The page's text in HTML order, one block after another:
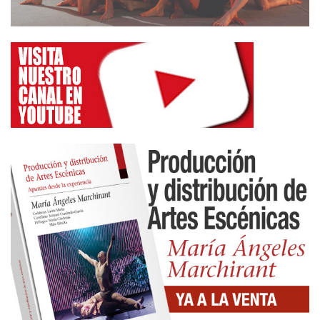
de exhibición, hay que destacar que hasta el 16 de
diciembre se han estrenado 117 películas frente a
las 99 estrenadas en el mismo periodo del año
anterior. En cuanto a la cinematografía de otros
países, la tendencia reflejada es decreciente
siguiendo la pauta del año anterior: el número de
películas importadas hasta la fecha ha sido 401, de
las que 218 son norteamericanas, 139
comunitarias, ocho latinoamericanas y 36 de otros
países.
Continua la tendencia del aumento del número de
copias para la explotación en sala. De las películas
extrajeras se han tirado 34.222 copias y 23
películas han salido al mercado con más de 300
copias. En cuanto a las películas españolas el
número de copias ha sido de 7.081 y dos películas
han salido al mercado con más de 300 copias: ‘El